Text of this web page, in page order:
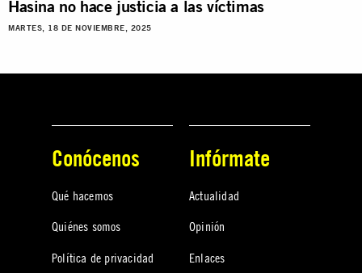
Hasina no hace justicia a las víctimas
MARTES, 18 DE NOVIEMBRE, 2025
Conócenos
Qué hacemos
Quiénes somos
Política de privacidad
Infórmate
Actualidad
Opinión
Enlaces